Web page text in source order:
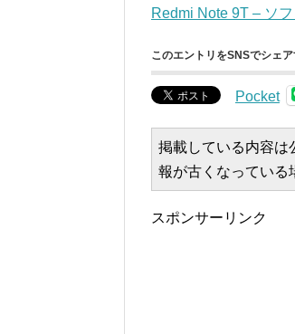
Redmi Note 9T – ソ
このエントリをSNSでシェア
Pocket
掲載している内容は
報が古くなっている
スポンサーリンク